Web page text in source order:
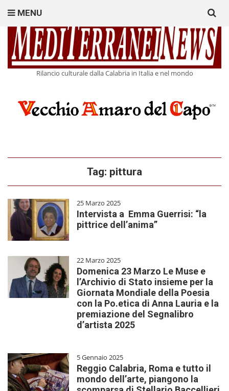
Rilancio culturale dalla Calabria in Italia e nel mondo
MENU
for:
Tag: pittura
25 Marzo 2025
Intervista a Emma Guerrisi: “la
pittrice dell’anima”
22 Marzo 2025
Domenica 23 Marzo Le Muse e
l’Archivio di Stato insieme per la
Giornata Mondiale della Poesia
con la Po.etica di Anna Lauria e la
premiazione del Segnalibro
d’artista 2025
5 Gennaio 2025
Reggio Calabria, Roma e tutto il
mondo dell’arte, piangono la